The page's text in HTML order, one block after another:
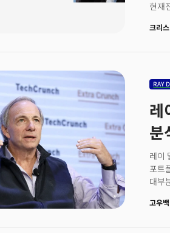
현재
투자
크리
RAY
레
분
레이
포트
대부
필수
고우백